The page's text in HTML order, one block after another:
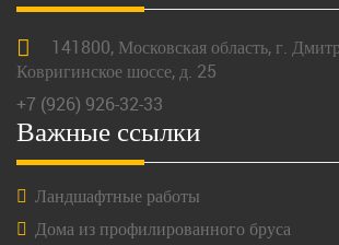
141800, Московская область, г.
Ковригинское шоссе, д. 25
+7 (926) 926-32-33
Важные ссылки
Ландшафтные работы
Дома из профилированного бруса